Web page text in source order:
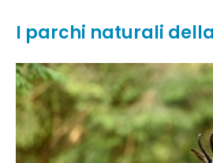
I parchi naturali